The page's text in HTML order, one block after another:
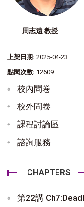
周志遠 教授
上架日期: 2025-04-23
點閱次數: 12609
校內問卷
校外問卷
課程討論區
諮詢服務
CHAPTERS
第22講